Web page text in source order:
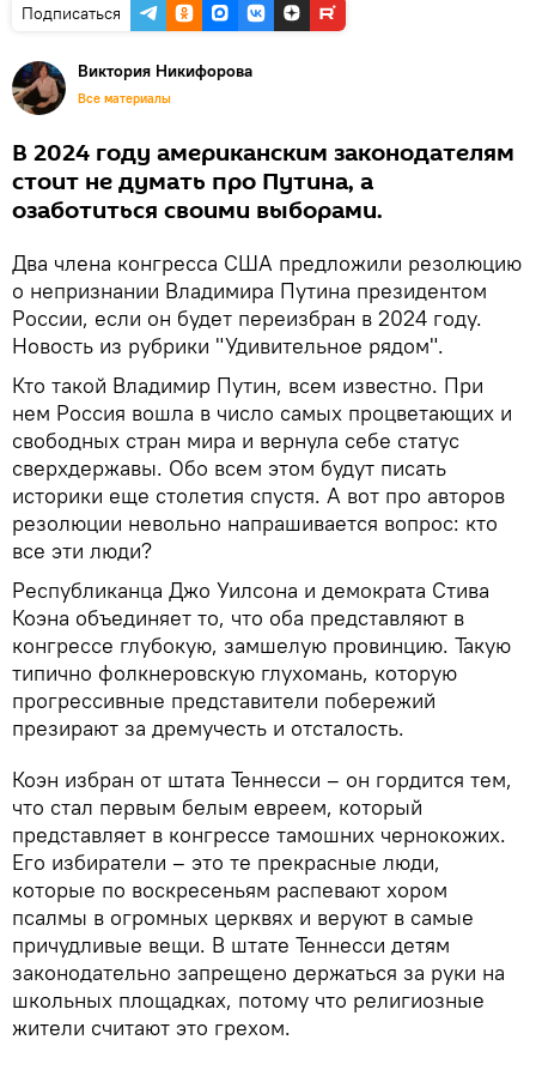
Подписаться
Виктория Никифорова
Все материалы
В 2024 году американским законодателям
стоит не думать про Путина, а
озаботиться своими выборами.
Два члена конгресса США предложили резолюцию
о непризнании Владимира Путина президентом
России, если он будет переизбран в 2024 году.
Новость из рубрики "Удивительное рядом".
Кто такой Владимир Путин, всем известно. При
нем Россия вошла в число самых процветающих и
свободных стран мира и вернула себе статус
сверхдержавы. Обо всем этом будут писать
историки еще столетия спустя. А вот про авторов
резолюции невольно напрашивается вопрос: кто
все эти люди?
Республиканца Джо Уилсона и демократа Стива
Коэна объединяет то, что оба представляют в
конгрессе глубокую, замшелую провинцию. Такую
типично фолкнеровскую глухомань, которую
прогрессивные представители побережий
презирают за дремучесть и отсталость.
Коэн избран от штата Теннесси – он гордится тем,
что стал первым белым евреем, который
представляет в конгрессе тамошних чернокожих.
Его избиратели – это те прекрасные люди,
которые по воскресеньям распевают хором
псалмы в огромных церквях и веруют в самые
причудливые вещи. В штате Теннесси детям
законодательно запрещено держаться за руки на
школьных площадках, потому что религиозные
жители считают это грехом.